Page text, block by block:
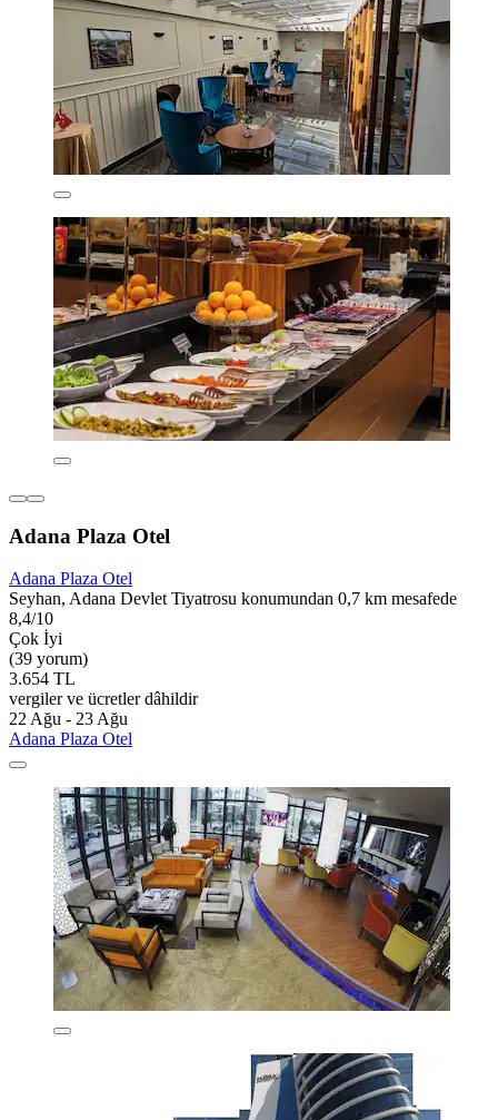
Adana Plaza Otel
Adana Plaza Otel
Seyhan, Adana Devlet Tiyatrosu konumundan 0,7 km mesafede
8,4/10
Çok İyi
(39 yorum)
3.654 TL
vergiler ve ücretler dâhildir
22 Ağu - 23 Ağu
Adana Plaza Otel